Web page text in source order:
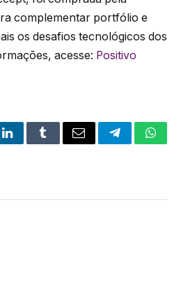
complementar portfólio e
os desafios tecnológicos dos
acesse: Positivo
LinkedInTumblrEmail Telegram